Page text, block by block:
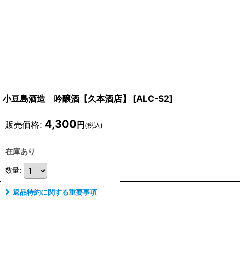
小豆島酒造 吟醸酒【久本酒店】 [ALC-S2]
販売価格: 4,300 円 (税込)
在庫あり
数量:
返品特約に関する重要事項